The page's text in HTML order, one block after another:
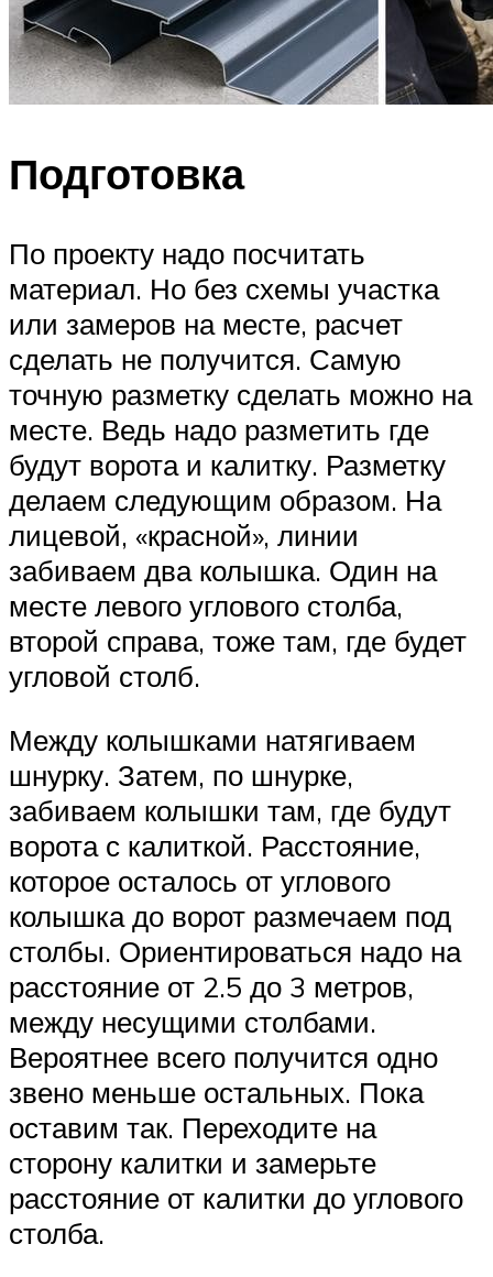
Подготовка
По проекту надо посчитать
материал. Но без схемы участка
или замеров на месте, расчет
сделать не получится. Самую
точную разметку сделать можно на
месте. Ведь надо разметить где
будут ворота и калитку. Разметку
делаем следующим образом. На
лицевой, «красной», линии
забиваем два колышка. Один на
месте левого углового столба,
второй справа, тоже там, где будет
угловой столб.
Между колышками натягиваем
шнурку. Затем, по шнурке,
забиваем колышки там, где будут
ворота с калиткой. Расстояние,
которое осталось от углового
колышка до ворот размечаем под
столбы. Ориентироваться надо на
расстояние от 2.5 до 3 метров,
между несущими столбами.
Вероятнее всего получится одно
звено меньше остальных. Пока
оставим так. Переходите на
сторону калитки и замерьте
расстояние от калитки до углового
столба.